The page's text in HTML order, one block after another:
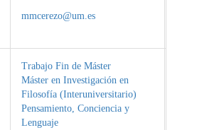
mmcerezo@um.es
Trabajo Fin de Máster
Máster en Investigación en
Filosofía (Interuniversitario)
Pensamiento, Conciencia y
Lenguaje